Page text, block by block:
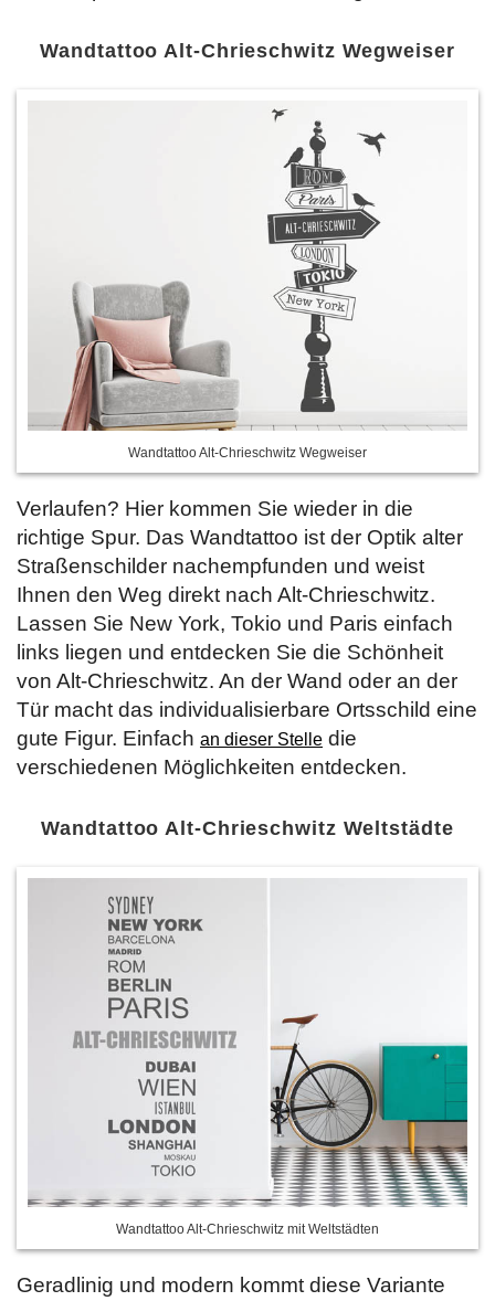
Wandtattoo Alt-Chrieschwitz Wegweiser
Wandtattoo Alt-Chrieschwitz Wegweiser
Verlaufen? Hier kommen Sie wieder in die
richtige Spur. Das Wandtattoo ist der Optik alter
Straßenschilder nachempfunden und weist
Ihnen den Weg direkt nach Alt-Chrieschwitz.
Lassen Sie New York, Tokio und Paris einfach
links liegen und entdecken Sie die Schönheit
von Alt-Chrieschwitz. An der Wand oder an der
Tür macht das individualisierbare Ortsschild eine
gute Figur. Einfach an dieser Stelle die
verschiedenen Möglichkeiten entdecken.
Wandtattoo Alt-Chrieschwitz Weltstädte
Wandtattoo Alt-Chrieschwitz mit Weltstädten
Geradlinig und modern kommt diese Variante